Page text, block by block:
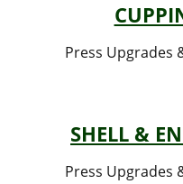
Press Upgrades
SHELL &
Press Upgrades